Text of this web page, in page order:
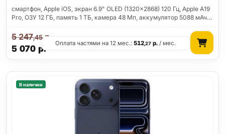
смартфон, Apple iOS, экран 6.9" OLED (1320x2868) 120 Гц, Apple A19
Pro, ОЗУ 12 ГБ, память 1 ТБ, камера 48 Мп, аккумулятор 5088 мАч…
5 070 р.
5 247,45р.
Оплата частями на 12 мес.:512,27 р. / мес.
В наличии